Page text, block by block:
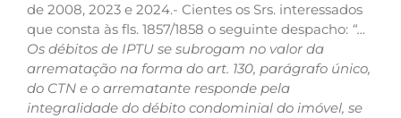
de 2008, 2023 e 2024.- Cientes os Srs. interessados
que consta às fls. 1857/1858 o seguinte despacho: “…
Os débitos de IPTU se subrogam no valor da
arrematação na forma do art. 130, parágrafo único,
do CTN e o arrematante responde pela
integralidade do débito condominial do imóvel, se